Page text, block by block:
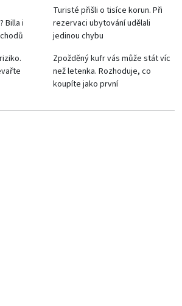
Billa i
Turisté přišli o tisíce korun. Při
rezervaci ubytování udělali
jedinou chybu
Zpožděný kufr vás může stát víc
než letenka. Rozhoduje, co
koupíte jako první